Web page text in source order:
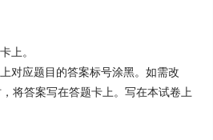
上。
应题目的答案标号涂黑。如需改
将答案写在答题卡上。写在本试卷上